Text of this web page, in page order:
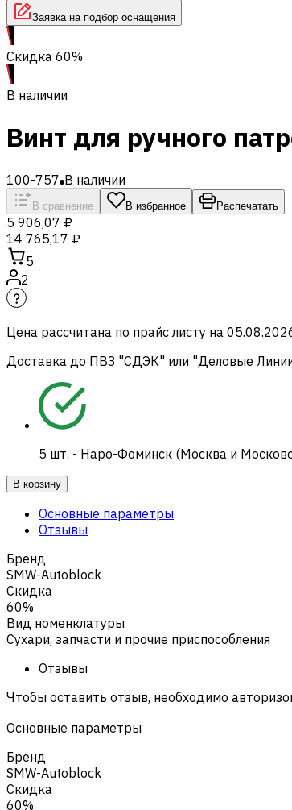
Заявка на подбор оснащения
Скидка 60%
В наличии
Винт для ручного
100-757 В наличии
В сравнение В избранное Распечатать
5 906,07 ₽
14 765,17 ₽
5
2
Цена рассчитана по прайс листу на
Доставка до ПВЗ "СДЭК" или "Деловые
5 шт. - Наро-Фоминск (Москва и
В корзину
Основные параметры
Отзывы
Бренд
SMW-Autoblock
Скидка
60%
Вид номенклатуры
Сухари, запчасти и прочие приспособления
Отзывы
Чтобы оставить отзыв, необходимо
Основные параметры
Бренд
SMW-Autoblock
Скидка
60%